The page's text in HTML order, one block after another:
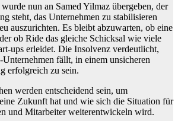
nun an Samed Yilmaz übergeben, der
steht, das Unternehmen zu stabilisieren
auszurichten. Es bleibt abzuwarten, ob eine
ob Ride das gleiche Schicksal wie viele
ups erleidet. Die Insolvenz verdeutlicht,
fällt, in einem unsicheren
erfolgreich zu sein.
werden entscheidend sein, um
Zukunft hat und wie sich die Situation für
und Mitarbeiter weiterentwickeln wird.